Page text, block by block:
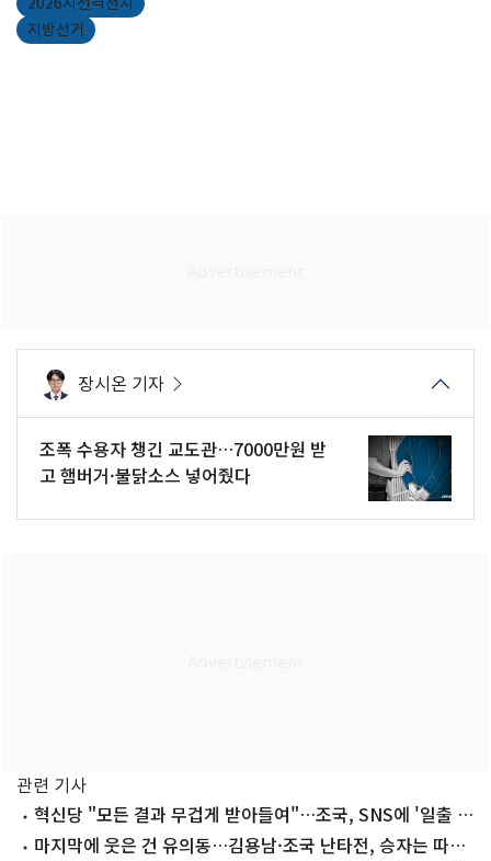
지방선거
장시온 기자
조폭 수용자 챙긴 교도관…7000만원 받
고 햄버거·불닭소스 넣어줬다
관련 기사
혁신당 "모든 결과 무겁게 받아들여"…조국, SNS에 '일출 사
진'마지막에 웃은 건 유의동…김용남·조국 난타전, 승자는 따로